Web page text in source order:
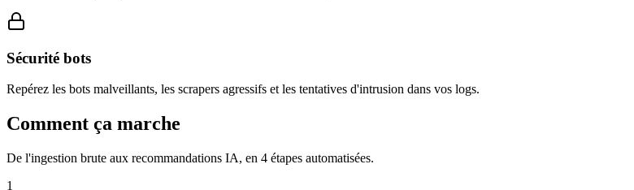
Sécurité bots
Repérez les bots malveillants, les scrapers agressifs et les tentatives d'intrusion dans vos logs.
Comment ça marche
De l'ingestion brute aux recommandations IA, en 4 étapes automatisées.
1